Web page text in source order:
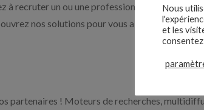
à recruter un ou une professionnelle de la
nos solutions pour vous aider à recruter
partenaires ! Moteurs de recherches,
Nous
et les